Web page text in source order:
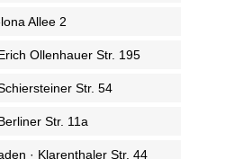
Allee 2
Ollenhauer Str. 195
Str. 54
Str. 11a
· Klarenthaler Str. 44